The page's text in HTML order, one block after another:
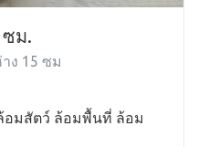
ม.
ง 15 ซม
อมสัตว์ ล้อมพื้นที่ ล้อม